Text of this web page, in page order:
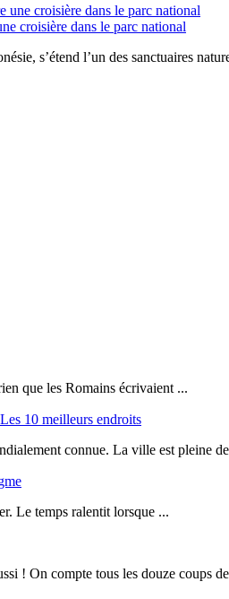
croisière dans le parc national
s’étend l’un des sanctuaires
que les Romains écrivaient ...
10 meilleurs endroits
connue. La ville est pleine
Le temps ralentit lorsque ...
! On compte tous les douze coups